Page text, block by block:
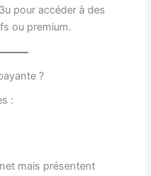
pour accéder à des
ou premium.
?
:
mais présentent